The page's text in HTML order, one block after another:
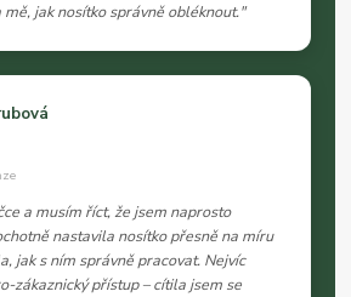
jak nosítko správně obléknout."
a musím říct, že jsem naprosto
nastavila nosítko přesně na míru
jak s ním správně pracovat. Nejvíc
zákaznický přístup – cítila jsem se